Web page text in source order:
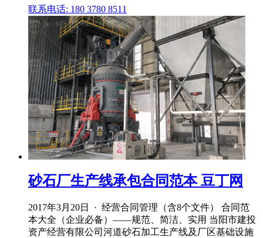
联系电话: 180 3780 8511
砂石厂生产线承包合同范本 豆丁网
2017年3月20日 · 经营合同管理（含8个文件） 合同范
本大全（企业必备）——规范、简洁、实用 当阳市建投
资产经营有限公司河道砂石加工生产线及厂区基础设施